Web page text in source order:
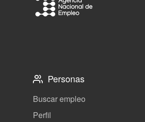
Personas
Buscar empleo
Perfil